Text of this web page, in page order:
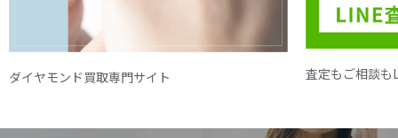
ダイヤモンド買取専門サイト 査定もご相談も